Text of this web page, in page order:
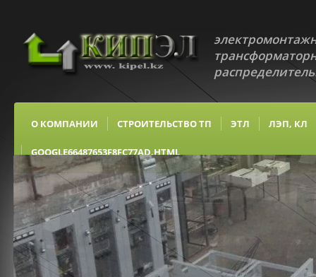
О КОМПАНИИ СТРОИТЕЛЬСТВО ТП ЭТЛ ЛЭП, КЛ
GOOGLE66487653F8FC77AD.HTML